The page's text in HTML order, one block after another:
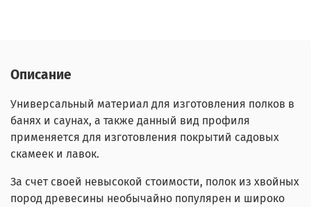
Описание
Универсальный материал для изготовления полков в
банях и саунах, а также данный вид профиля
применяется для изготовления покрытий садовых
скамеек и лавок.
За счет своей невысокой стоимости, полок из хвойных
пород древесины необычайно популярен и широко